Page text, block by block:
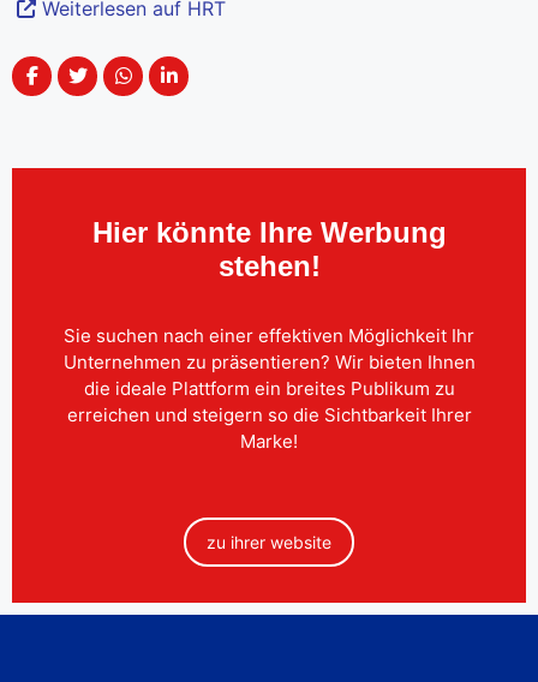
Weiterlesen auf HRT
Hier könnte Ihre Werbung
stehen!
Sie suchen nach einer effektiven Möglichkeit Ihr
Unternehmen zu präsentieren? Wir bieten Ihnen
die ideale Plattform ein breites Publikum zu
erreichen und steigern so die Sichtbarkeit Ihrer
Marke!
zu ihrer website